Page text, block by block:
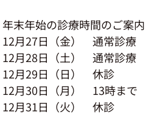
年末年始の診療時間のご案内
12月27日（金）　通常診療
12月28日（土）　通常診療
12月29日（日）　休診
12月30日（月）　13時まで
12月31日（火）　休診